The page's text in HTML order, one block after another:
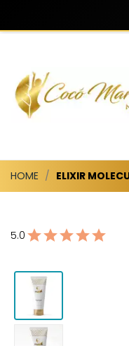
HOME ELIXIR
5.0